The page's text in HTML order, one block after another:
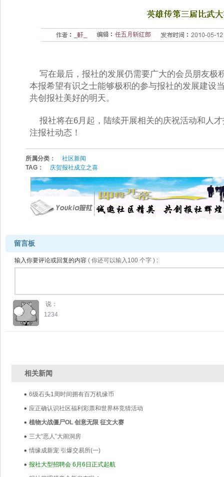
写在最后，报社的发展仍需要广大的会员朋友极
本报希望有识之士能够极积的参与报社的发展建设
共创报社美好的明天。
报社将在6月起，陆续开展相关的庆祝活动和人
注报社动态！
所属分类：
社区新闻
TAG：
庆贺报社成立之喜
留言板
输入你要评论或回复的内容 ( 你还可以输入 100 个字 ) :
说：
1234
相关新闻
6级石头1周时间拥有百万机缘币
应正确认识社区福利彩票和世界杯竞猜活动
植物大战僵尸OL 创意无限 征文大赛
三大“恶人”大闹洞房
情缘成新宠 引爆交易所(一)
报社大型招聘会 6月6日正式起航